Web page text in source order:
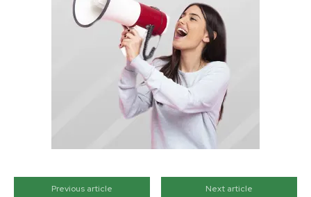
Previous article Next article